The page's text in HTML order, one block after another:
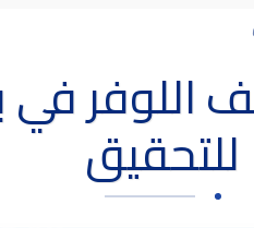
في
للتحقيق